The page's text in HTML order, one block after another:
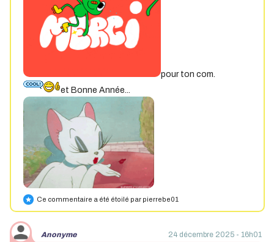
pour ton com.
et Bonne Année...
star Ce commentaire a été étoilé par pierrebe01
Anonyme 24 décembre 2025 - 16h01